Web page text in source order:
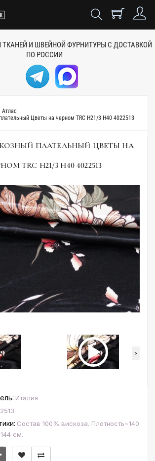
ТКАНЕЙ И ШВЕЙНОЙ ФУРНИТУРЫ С ДОСТАВКОЙ
ПО РОССИИ
Атлас
Цветы на черном TRC H21/3 H40 4022513
ПЛАТЕЛЬНЫЙ ЦВЕТЫ НА
TRC H21/3 H40 4022513
>
Италия
Состав 100% вискоза. Плотность~140
см.